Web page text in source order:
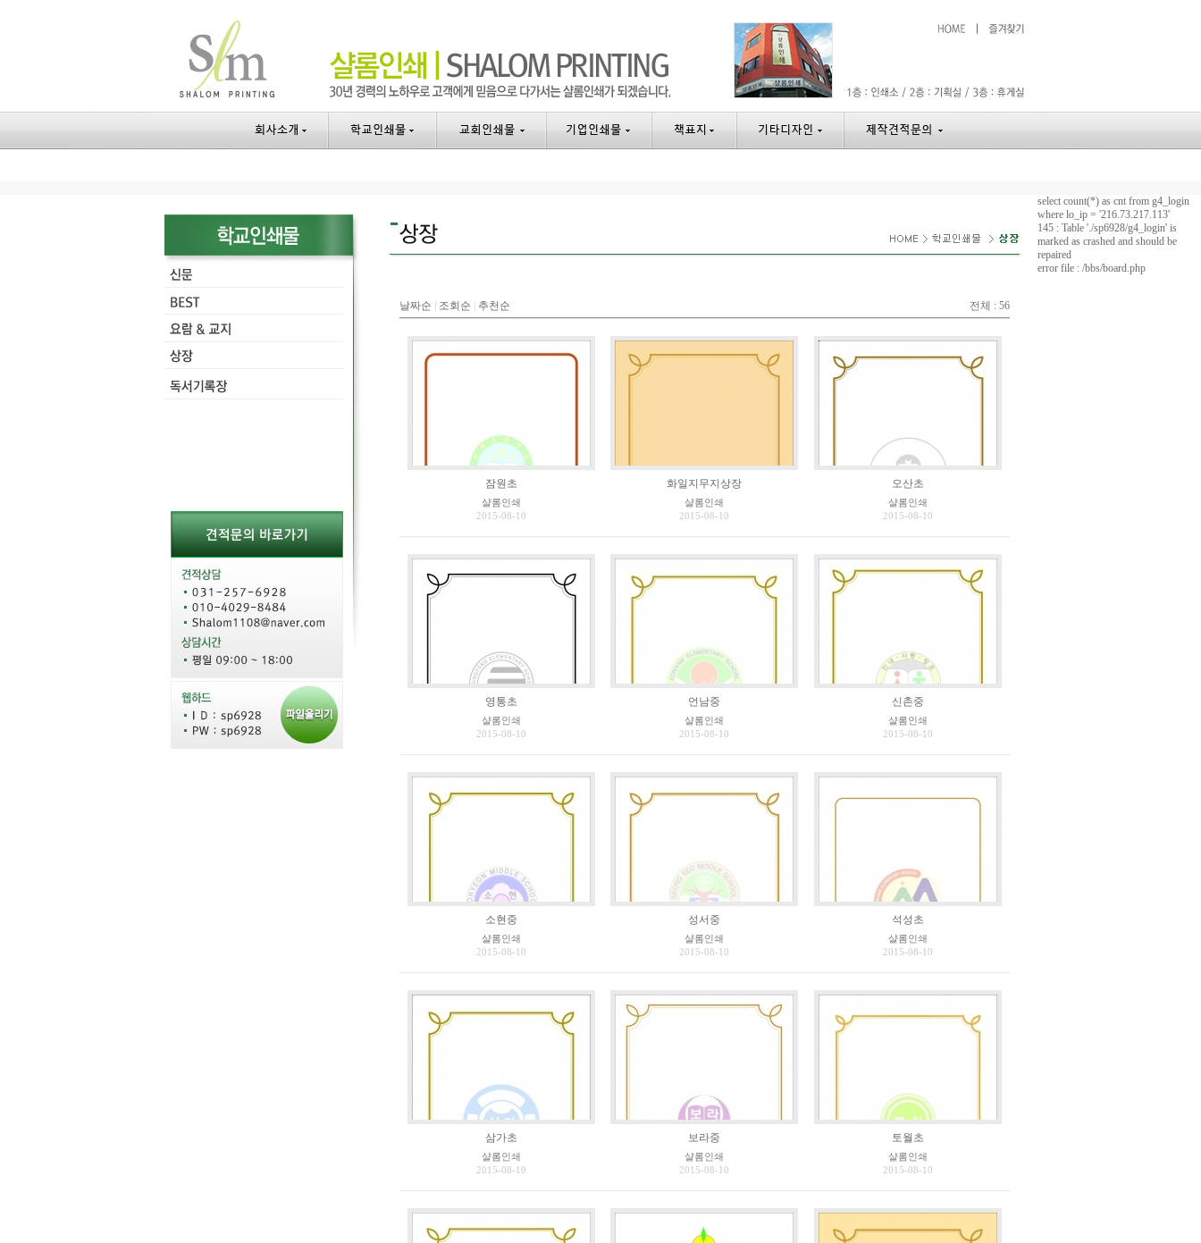
날짜순 조회순 추천순 전체 : 56
잠원초
샬롬인쇄
2015-08-10
화일지무지상장
샬롬인쇄
2015-08-10
오산초
샬롬인쇄
2015-08-10
영통초
샬롬인쇄
2015-08-10
언남중
샬롬인쇄
2015-08-10
신촌중
샬롬인쇄
2015-08-10
소현중
샬롬인쇄
2015-08-10
성서중
샬롬인쇄
2015-08-10
석성초
샬롬인쇄
2015-08-10
삼가초
샬롬인쇄
2015-08-10
보라중
샬롬인쇄
2015-08-10
토월초
샬롬인쇄
2015-08-10
select count(*) as cnt from g4_login
where lo_ip = '216.73.217.113'
145 : Table './sp6928/g4_login' is
marked as crashed and should be
repaired
error file : /bbs/board.php